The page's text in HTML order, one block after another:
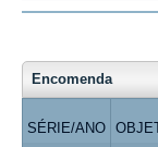
Encomenda
SÉRIE/ANO